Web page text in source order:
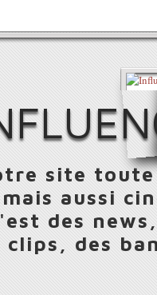
site
aussi
des
clips, des